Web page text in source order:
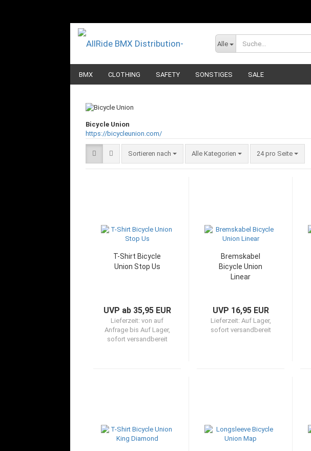
Alle
BMX CLOTHING SAFETY SONSTIGES SALE
Bicycle Union
https://bicycleunion.com/
Sortieren nach
Sortieren nach Alle Kategorien 24 pro Seite
pro Seite
T-Shirt Bicycle
Union Stop Us
UVP ab 35,95 EUR
Lieferzeit: von auf
Anfrage bis Auf Lager,
sofort versandbereit
Bremskabel
Bicycle Union
Linear
UVP 16,95 EUR
Lieferzeit: Auf Lager,
sofort versandbereit